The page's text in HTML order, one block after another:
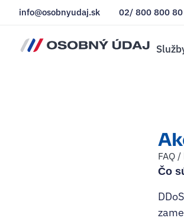
info@osobnyudaj.sk 02/ 800 800 80
FAQ /
Čo